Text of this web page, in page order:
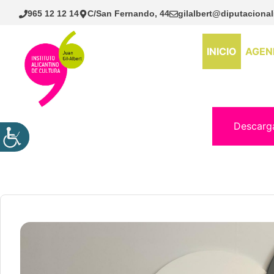
Saltar
965 12 12 14 C/San Fernando, 44
INICIO